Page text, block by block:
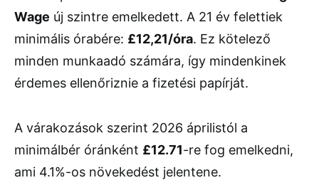
Wage új szintre emelkedett. A 21 év felettiek
minimális órabére: £12,21/óra. Ez kötelező
minden munkaadó számára, így mindenkinek
érdemes ellenőriznie a fizetési papírját.
A várakozások szerint 2026 áprilistól a
minimálbér óránként £12.71-re fog emelkedni,
ami 4.1%-os növekedést jelentene.